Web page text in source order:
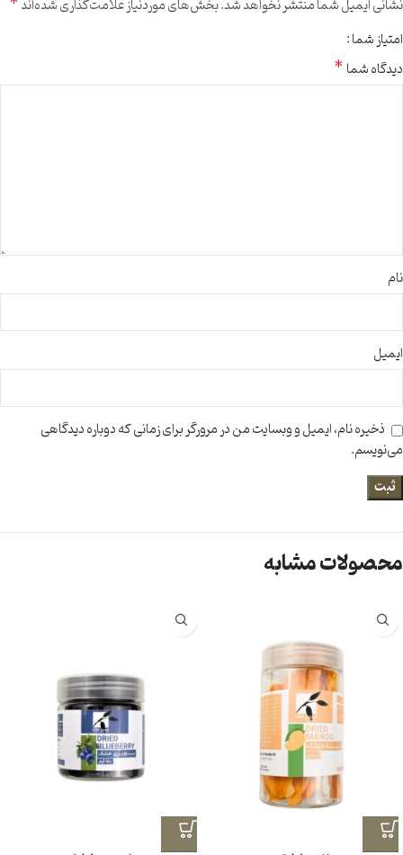
نشانی ایمیل شما منتشر نخواهد شد.بخش‌های موردنیاز علامت‌گذاری شده‌اند
امتیاز شما
دیدگاه شما*
نام
ایمیل
ذخیره نام، ایمیل و وبسایت من در مرورگر برای زمانی که دوباره دیدگاهی
می‌نویسم.
محصولات مشابه